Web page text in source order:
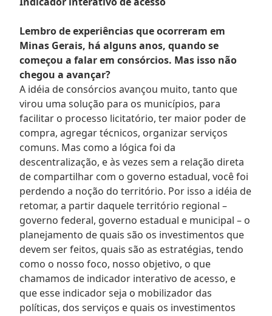
Lembro de experiências que ocorreram em
Minas Gerais, há alguns anos, quando se
começou a falar em consórcios. Mas isso não
chegou a avançar?
A idéia de consórcios avançou muito, tanto que
virou uma solução para os municípios, para
facilitar o processo licitatório, ter maior poder de
compra, agregar técnicos, organizar serviços
comuns. Mas como a lógica foi da
descentralização, e às vezes sem a relação direta
de compartilhar com o governo estadual, você foi
perdendo a noção do território. Por isso a idéia de
retomar, a partir daquele território regional –
governo federal, governo estadual e municipal – o
planejamento de quais são os investimentos que
devem ser feitos, quais são as estratégias, tendo
como o nosso foco, nosso objetivo, o que
chamamos de indicador interativo de acesso, e
que esse indicador seja o mobilizador das
políticas, dos serviços e quais os investimentos